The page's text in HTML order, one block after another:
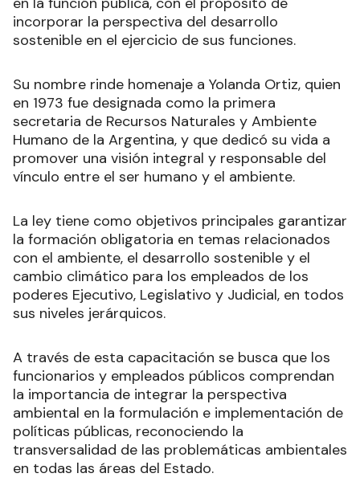
incorporar la perspectiva del desarrollo
sostenible en el ejercicio de sus funciones.
Su nombre rinde homenaje a Yolanda Ortiz, quien
en 1973 fue designada como la primera
secretaria de Recursos Naturales y Ambiente
Humano de la Argentina, y que dedicó su vida a
promover una visión integral y responsable del
vínculo entre el ser humano y el ambiente.
La ley tiene como objetivos principales garantizar
la formación obligatoria en temas relacionados
con el ambiente, el desarrollo sostenible y el
cambio climático para los empleados de los
poderes Ejecutivo, Legislativo y Judicial, en todos
sus niveles jerárquicos.
A través de esta capacitación se busca que los
funcionarios y empleados públicos comprendan
la importancia de integrar la perspectiva
ambiental en la formulación e implementación de
políticas públicas, reconociendo la
transversalidad de las problemáticas ambientales
en todas las áreas del Estado.